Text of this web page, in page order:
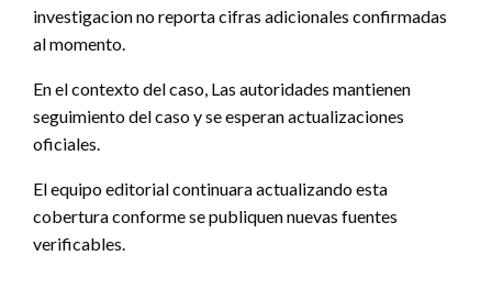
investigacion no reporta cifras adicionales confirmadas
al momento.
En el contexto del caso, Las autoridades mantienen
seguimiento del caso y se esperan actualizaciones
oficiales.
El equipo editorial continuara actualizando esta
cobertura conforme se publiquen nuevas fuentes
verificables.